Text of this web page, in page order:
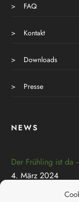
> FAQ
> Kontakt
> Downloads
> Presse
NEWS
Der Frühling ist da
4. März 2024